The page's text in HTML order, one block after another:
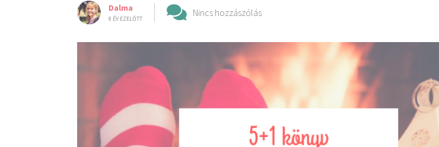
Dalma
8 ÉV EZELŐTT
Nincs hozzászólás